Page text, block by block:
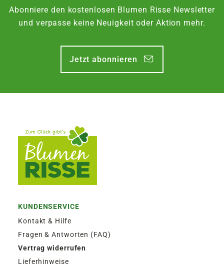
FOLGENDE VERSANDKOSTEN
KÖNNEN ENTSTEHEN
für größere Pakete (z.B. Pflanzen oder
Erde)
SPERRGUTVERSAND
14,95€
SPEDITIONSVERSAND
29,95€
Abonniere den kostenlosen Blumen Risse Newsletter
und verpasse keine Neuigkeit oder Aktion mehr.
Jetzt abonnieren
KUNDENSERVICE
Kontakt & Hilfe
Fragen & Antworten (FAQ)
Vertrag widerrufen
Lieferhinweise